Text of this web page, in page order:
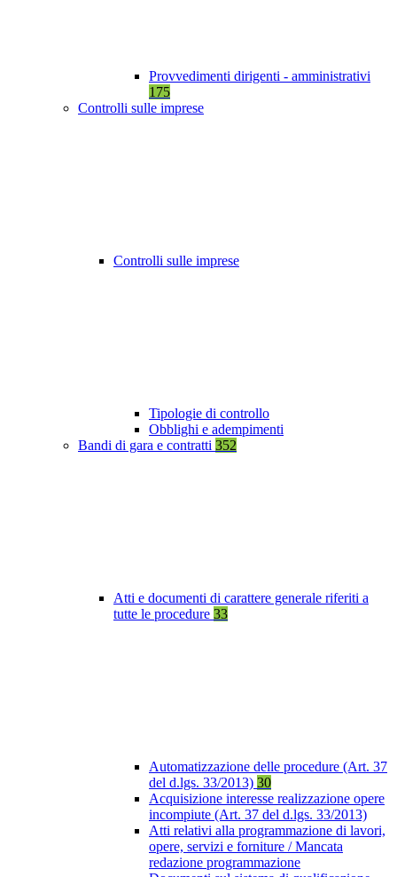
Provvedimenti dirigenti - amministrativi
175
Controlli sulle imprese
Controlli sulle imprese
Tipologie di controllo
Obblighi e adempimenti
Bandi di gara e contratti 352
Atti e documenti di carattere generale riferiti a
tutte le procedure 33
Automatizzazione delle procedure (Art. 37
del d.lgs. 33/2013) 30
Acquisizione interesse realizzazione opere
incompiute (Art. 37 del d.lgs. 33/2013)
Atti relativi alla programmazione di lavori,
opere, servizi e forniture / Mancata
redazione programmazione